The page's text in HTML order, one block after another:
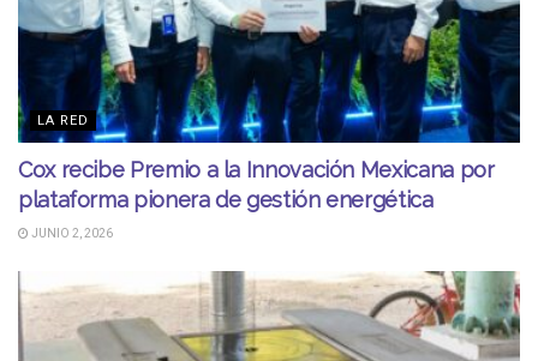
LA RED
Cox recibe Premio a la Innovación Mexicana por
plataforma pionera de gestión energética
JUNIO 2, 2026